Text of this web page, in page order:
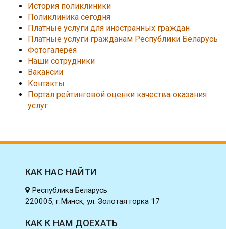
История поликлиники
Поликлиника сегодня
Платные услуги для иностранных граждан
Платные услуги гражданам Республики Беларусь
Фотогалерея
Наши сотрудники
Вакансии
Контакты
Портал рейтинговой оценки качества оказания
услуг
КАК НАС НАЙТИ
Республика Беларусь
220005, г.Минск, ул. Золотая горка 17
КАК К НАМ ДОЕХАТЬ